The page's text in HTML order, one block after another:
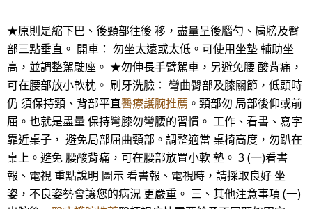
★原則是縮下巴、後頸部往後 移，盡量呈後腦勺、肩膀及臀
部三點垂直。 開車： 勿坐太遠或太低。可使用坐墊 輔助坐
高，並調整駕駛座。 ★勿伸長手臂駕車，另避免腰 酸背痛，
可在腰部放小軟枕。 刷牙洗臉： 彎曲臀部及膝關節，低頭時
仍 須保持頸、背部平直醫療護腕推薦 。頸部勿 局部後仰或前
屈。也就是盡量 保持彎膝勿彎腰的習慣。 工作、看書、寫字
靠近桌子， 避免局部屈曲頸部。調整適當 桌椅高度，勿趴在
桌上。避免 腰酸背痛，可在腰部放置小軟 墊。 3 (一)看書
報、電視 重點說明 圖示 看書報、電視時，請採取良好 坐
姿，不良姿勢會讓您的病況 更嚴重。 三、其他注意事項 (一)